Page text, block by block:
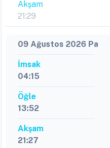
Akşam
21:29
09 Ağustos 2026 Pa
İmsak
04:15
Öğle
13:52
Akşam
21:27